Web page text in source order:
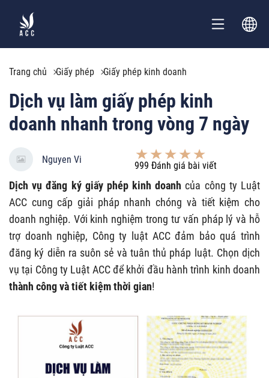
Trang chủ Giấy phép Giấy phép kinh doanh
Dịch vụ làm giấy phép kinh
doanh nhanh trong vòng 7 ngày
Nguyen Vi
999 Đánh giá bài viết
Dịch vụ đăng ký giấy phép kinh doanh của công ty Luật
ACC cung cấp giải pháp nhanh chóng và tiết kiệm cho
doanh nghiệp. Với kinh nghiệm trong tư vấn pháp lý và hỗ
trợ doanh nghiệp, Công ty luật ACC đảm bảo quá trình
đăng ký diễn ra suôn sẻ và tuân thủ pháp luật. Chọn dịch
vụ tại Công ty Luật ACC để khởi đầu hành trình kinh doanh
thành công và tiết kiệm thời gian!